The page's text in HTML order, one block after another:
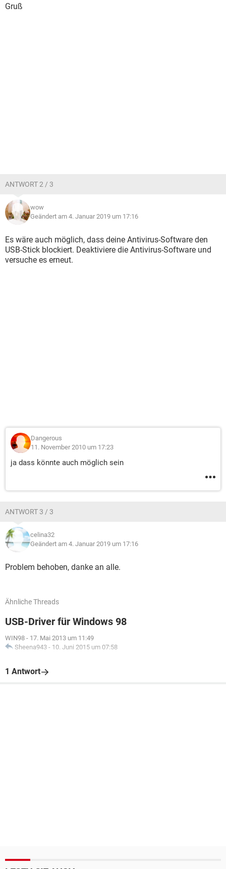
Gruß
ANTWORT 2 / 3
wow
Geändert am 4. Januar 2019 um 17:16
Es wäre auch möglich, dass deine Antivirus-Software den
USB-Stick blockiert. Deaktiviere die Antivirus-Software und
versuche es erneut.
Dangerous
11. November 2010 um 17:23
ja dass könnte auch möglich sein
ANTWORT 3 / 3
celina32
Geändert am 4. Januar 2019 um 17:16
Problem behoben, danke an alle.
Ähnliche Threads
USB-Driver für Windows 98
WIN98 - 17. Mai 2013 um 11:49
Sheena943 - 10. Juni 2015 um 07:58
1 Antwort